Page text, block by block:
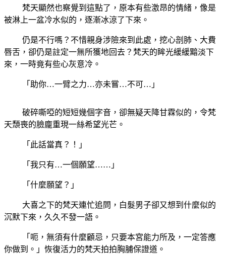
梵天顯然也察覺到這點了，原本有些激昂的情緒，像是
被淋上一盆冷水似的，逐漸冰涼了下來。
仍是不行嗎？不惜親身涉險來到此處，挖心剖肺、大費
唇舌，卻仍是註定一無所獲地回去？梵天的眸光緩緩黯淡下
來，一時竟有些心灰意冷。
「助你…一臂之力…亦未嘗…不可…」
破碎嘶啞的短短幾個字音，卻無疑天降甘霖似的，令梵
天頹喪的臉龐重現一絲希望光芒。
「此話當真？！」
「我只有…一個願望……」
「什麼願望？」
大喜之下的梵天連忙追問，白髮男子卻又想到什麼似的
沉默下來，久久不發一語。
「呃，無須有什麼顧忌，只要本宮能力所及，一定答應
你做到。」恢復活力的梵天拍拍胸脯保證道。